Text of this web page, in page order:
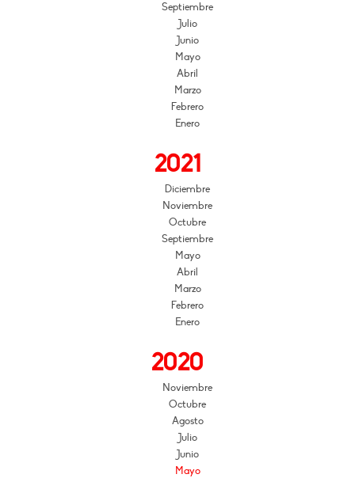
Septiembre
Julio
Junio
Mayo
Abril
Marzo
Febrero
Enero
2021
Diciembre
Noviembre
Octubre
Septiembre
Mayo
Abril
Marzo
Febrero
Enero
2020
Noviembre
Octubre
Agosto
Julio
Junio
Mayo